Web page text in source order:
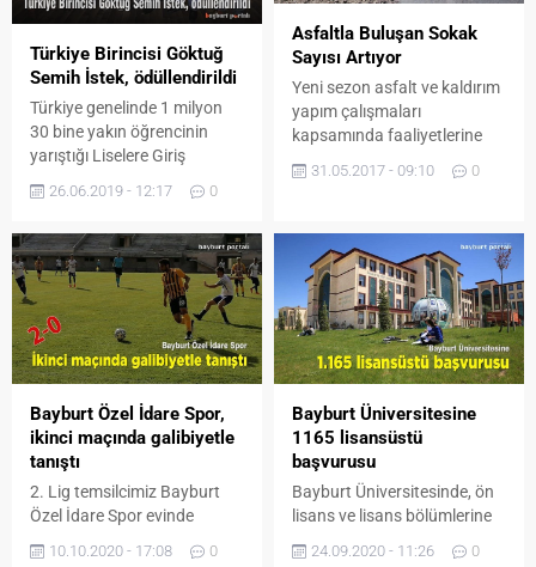
Türkiye Birincisi Göktuğ
Semih İstek, ödüllendirildi
Türkiye genelinde 1 milyon
30 bine yakın öğrencinin
yarıştığı Liselere Giriş
Sınavı’nda birinci olan
Göktuğ Semih İstek, İl Milli
Karakaşoğlu, babası Adem
İstek ve öğretmenleri ile
birlikte Belediye Başkanı
Hükmü Pekmezci’yi
makamında ziyaret etti.
Ziyaretten duyduğu
Başkan Pekmezci, sınavda
çıkan 90 sorunun tamamını
doğru...
26.06.2019 - 12:17 0
Asfaltla Buluşan Sokak
Sayısı Artıyor
Yeni sezon asfalt ve kaldırım
yapım çalışmaları
kapsamında faaliyetlerine
Belediyesi ekipleri bir yandan
devam ediyor
31.05.2017 - 09:10 0
Bayburt Özel İdare Spor,
ikinci maçında galibiyetle
tanıştı
2. Lig temsilcimiz Bayburt
Özel İdare Spor evinde
karşılaştı. TFF 2. Lig Kırmızı
10.10.2020 - 17:08 0
Bayburt Üniversitesine
1165 lisansüstü
başvurusu
Bayburt Üniversitesinde, ön
lisans ve lisans bölümlerine
programlara da ilgi yoğun
24.09.2020 - 11:26 0